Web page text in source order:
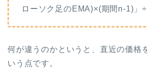
ローソク足のEMA)×(期間n-1)」÷
何が違うのかというと、直近の価格
いう点です。